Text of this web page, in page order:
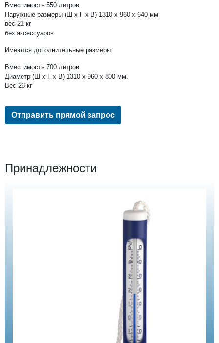
Вместимость 550 литров
Наружные размеры (Ш x Г x В) 1310 x 960 x 640 мм
вес 21 кг
без аксессуаров
Имеются дополнительные размеры:
Вместимость 700 литров
Диаметр (Ш x Г x В) 1310 x 960 x 800 мм.
Вес 26 кг
Отправить прямой запрос
Принадлежности